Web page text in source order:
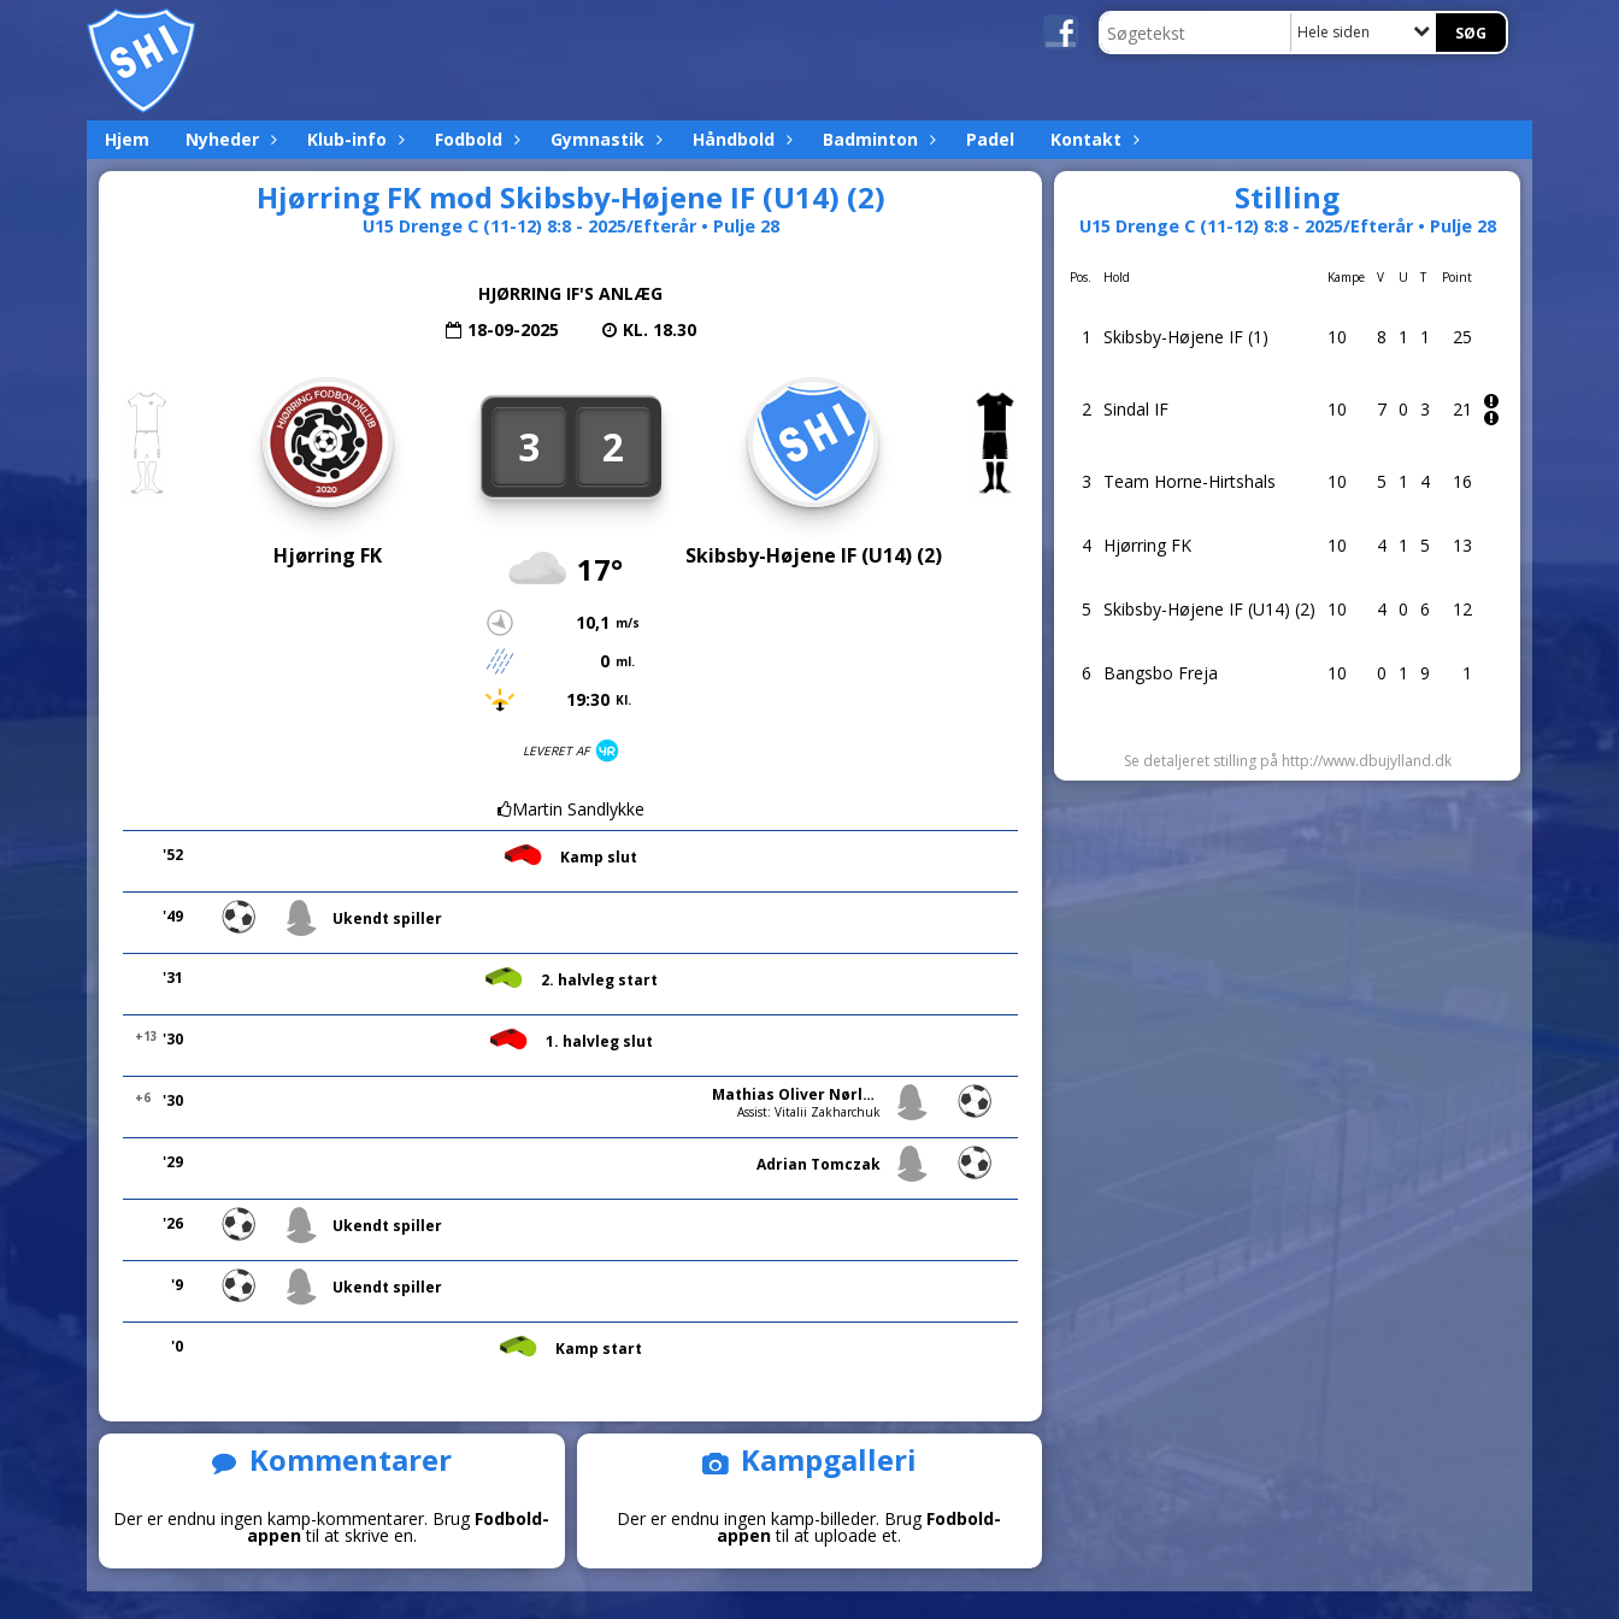
Hele siden
Hjem Nyheder Klub-info Fodbold Gymnastik Håndbold Badminton Padel Kontakt
Hjørring FK mod Skibsby-Højene IF (U14) (2)
U15 Drenge C (11-12) 8:8 - 2025/Efterår • Pulje 28
HJØRRING IF'S ANLÆG
18-09-2025
KL. 18.30
Hjørring FK
3 2
17°
10,1 m/s
0 ml.
19:30 Kl.
LEVERET AF
Skibsby-Højene IF (U14) (2)
Martin Sandlykke
'52 Kamp slut
'49 Ukendt spiller
'31 2. halvleg start
'30
+13 1. halvleg slut
'30
+6 Mathias Oliver Nørlund Larsen
Assist: Vitalii Zakharchuk
'29 Adrian Tomczak
'26 Ukendt spiller
'9 Ukendt spiller
'0 Kamp start
Stilling
U15 Drenge C (11-12) 8:8 - 2025/Efterår • Pulje 28
Pos. Hold Kampe V U T Point
1 Skibsby-Højene IF (1) 10 8 1 1 25
2 Sindal IF 10 7 0 3 21
3 Team Horne-Hirtshals 10 5 1 4 16
4 Hjørring FK 10 4 1 5 13
5 Skibsby-Højene IF (U14) (2) 10 4 0 6 12
6 Bangsbo Freja 10 0 1 9 1
Se detaljeret stilling på http://www.dbujylland.dk
Kommentarer
Der er endnu ingen kamp-kommentarer. Brug Fodbold-
appentil at skrive en.
Kampgalleri
Der er endnu ingen kamp-billeder. Brug Fodbold-
appentil at uploade et.